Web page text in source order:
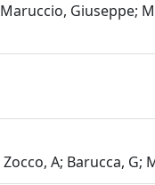
Giuseppe;
A; Barucca, G;